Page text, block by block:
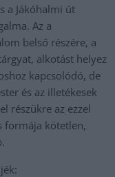
a Jákóhalmi út
Az a
belső részére, a
alkotást helyez
kapcsolódó, de
és az illetékesek
részükre az ezzel
formája kötetlen,